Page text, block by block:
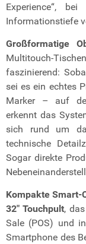
Experience“,
Informationstiefe
Großformatige
Multitouch-
faszinierend:
sei es ein echtes
Marker – auf
erkennt das
sich rund um
technische
Sogar direkte
Kompakte Smart-
32″ Touchpult,
Sale (POS) und
Smartphone des